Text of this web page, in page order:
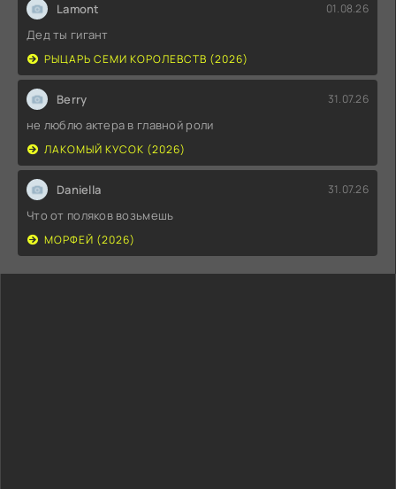
Lamont 01.08.26
Дед ты гигант
РЫЦАРЬ СЕМИ КОРОЛЕВСТВ (2026)
Berry 31.07.26
не люблю актера в главной роли
ЛАКОМЫЙ КУСОК (2026)
Daniella 31.07.26
Что от поляков возьмешь
МОРФЕЙ (2026)